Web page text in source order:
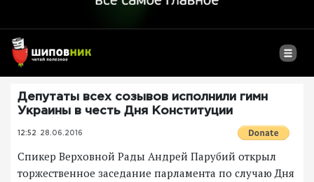
Депутаты всех созывов исполнили гимн
Украины в честь Дня Конституции
12:52 28.06.2016
Спикер Верховной Рады Андрей Парубий открыл
торжественное заседание парламента по случаю Дня